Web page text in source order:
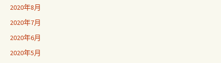
2020年8月
2020年7月
2020年6月
2020年5月